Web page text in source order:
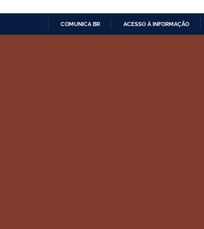
COMUNICA BR ACESSO À INFORMAÇÃO